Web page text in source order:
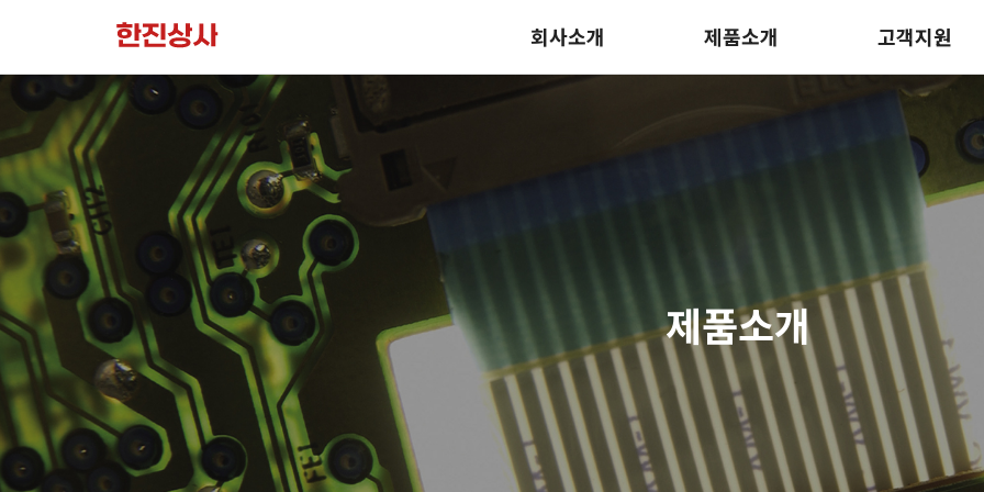
회사소개 제품소개 고객지원
제품소개